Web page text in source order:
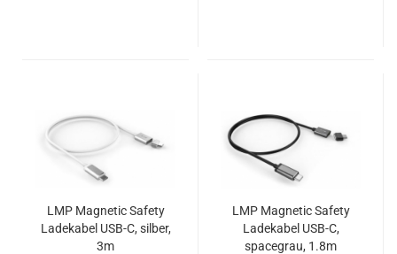
LMP Magnetic Safety
Ladekabel USB-C, silber,
3m
LMP Magnetic Safety
Ladekabel USB-C,
spacegrau, 1.8m